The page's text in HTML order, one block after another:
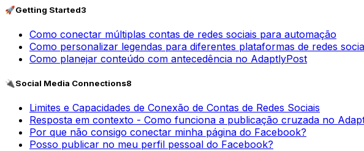
🚀Getting Started3
Como conectar múltiplas contas de redes sociais para automação
Como personalizar legendas para diferentes plataformas de redes
Como planejar conteúdo com antecedência no AdaptlyPost
🔌Social Media Connections8
Limites e Capacidades de Conexão de Contas de Redes Sociais
Resposta em contexto - Como funciona a publicação cruzada no
Por que não consigo conectar minha página do Facebook?
Posso publicar no meu perfil pessoal do Facebook?